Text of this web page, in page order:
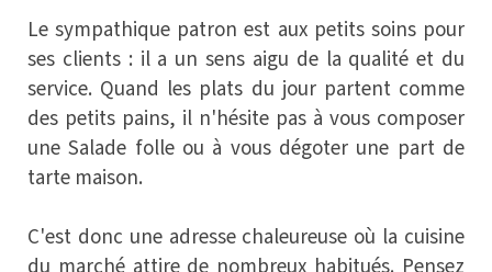
Le sympathique patron est aux petits soins pour
ses clients : il a un sens aigu de la qualité et du
service. Quand les plats du jour partent comme
des petits pains, il n'hésite pas à vous composer
une Salade folle ou à vous dégoter une part de
tarte maison.
C'est donc une adresse chaleureuse où la cuisine
du marché attire de nombreux habitués. Pensez